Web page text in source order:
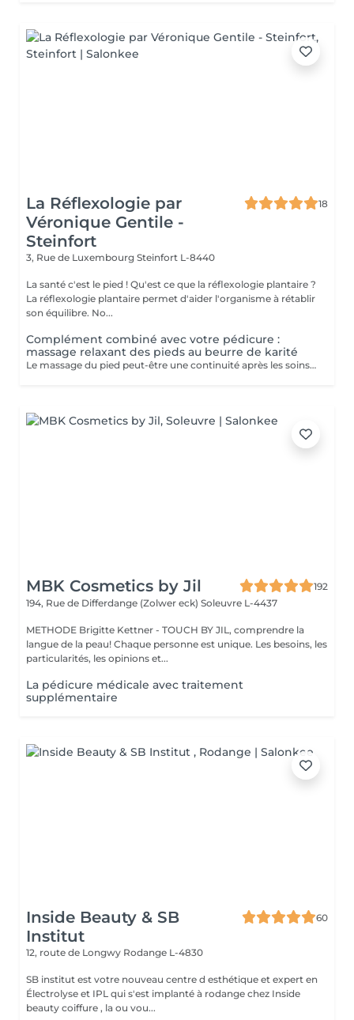
La Réflexologie par
Véronique Gentile -
Steinfort
18
3, Rue de Luxembourg Steinfort L-8440
La santé c'est le pied ! Qu'est ce que la réflexologie plantaire ?
La réflexologie plantaire permet d'aider l'organisme à rétablir
son équilibre. No...
Complément combiné avec votre pédicure :
massage relaxant des pieds au beurre de karité
Le massage du pied peut-être une continuité après les soins de pédicure: - Apporte une détente - Evacue tout stress - Stimule la circulation sanguine
MBK Cosmetics by Jil
192
194, Rue de Differdange (Zolwer eck) Soleuvre L-4437
METHODE Brigitte Kettner - TOUCH BY JIL, comprendre la
langue de la peau! Chaque personne est unique. Les besoins, les
particularités, les opinions et...
La pédicure médicale avec traitement
supplémentaire
Inside Beauty & SB
Institut
60
12, route de Longwy Rodange L-4830
SB institut est votre nouveau centre d esthétique et expert en
Électrolyse et IPL qui s'est implanté à rodange chez Inside
beauty coiffure , la ou vou...